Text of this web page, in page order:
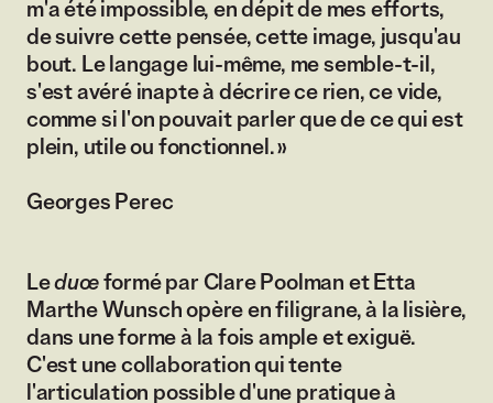
m'a été impossible, en dépit de mes efforts,
de suivre cette pensée, cette image, jusqu'au
bout. Le langage lui-même, me semble-t-il,
s'est avéré inapte à décrire ce rien, ce vide,
comme si l'on pouvait parler que de ce qui est
plein, utile ou fonctionnel. »
Georges Perec
Leduœformé par Clare Poolman et Etta
Marthe Wunsch opère en filigrane, à la lisière,
dans une forme à la fois ample et exiguë.
C'est une collaboration qui tente
l'articulation possible d'une pratique à